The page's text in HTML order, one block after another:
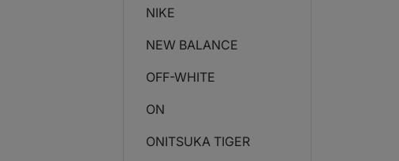
NIKE
NEW BALANCE
OFF-WHITE
ON
ONITSUKA TIGER